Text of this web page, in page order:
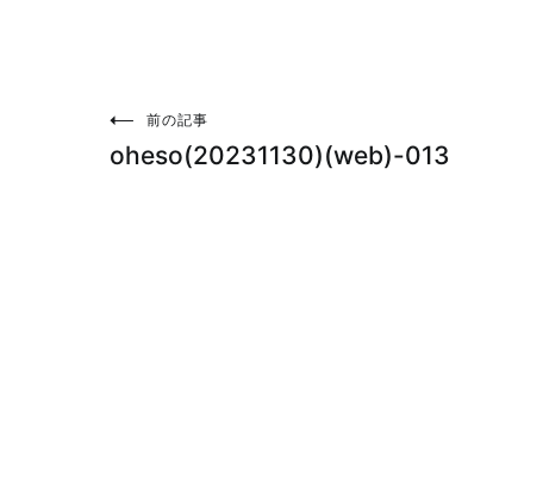
投前の記事
oheso(20231130)(web)-013